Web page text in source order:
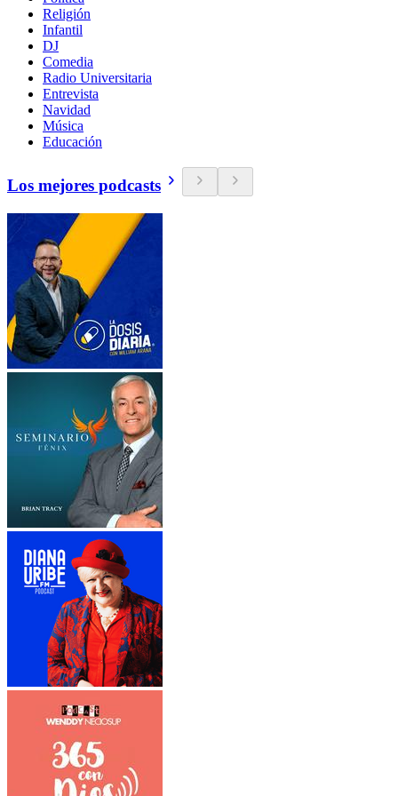
Religión
Infantil
DJ
Comedia
Radio Universitaria
Entrevista
Navidad
Música
Educación
Los mejores podcasts